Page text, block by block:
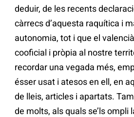
deduir, de les recents
càrrecs d’aquesta raquítica i
autonomia, tot i que el
cooficial i pròpia al nostre
recordar una vegada més,
ésser usat i atesos en ell, en
de lleis, articles i apartats.
de molts, als quals se’ls ompli